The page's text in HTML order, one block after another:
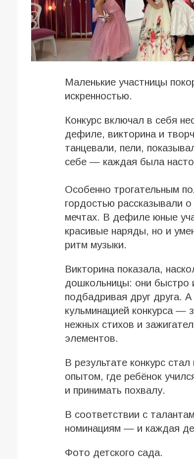
Маленькие участницы
искренностью.
Конкурс включал в себя
дефиле, викторина и
танцевали, пели,
себе — каждая была
Особенно трогательным
гордостью рассказывали
мечтах. В дефиле юные
красивые наряды, но и
ритм музыки.
Викторина показала,
дошкольницы: они быстро
подбадривая друг друга.
кульминацией конкурса —
нежных стихов и
элементов.
В результате конкурс
опытом, где ребёнок
и принимать похвалу.
В соответствии с
номинациям — и каждая
Фото детского сада.